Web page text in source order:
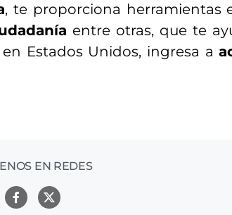
, te proporciona herramientas
entre otras, que te
Estados Unidos, ingresa a
EN REDES